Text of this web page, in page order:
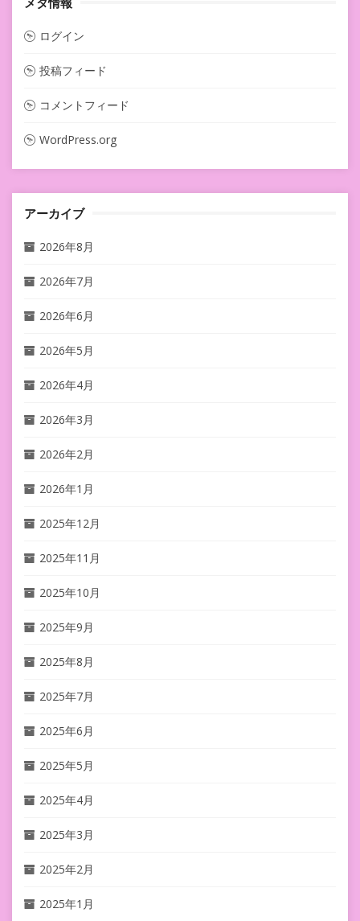
ログイン
投稿フィード
コメントフィード
WordPress.org
アーカイブ
2026年8月
2026年7月
2026年6月
2026年5月
2026年4月
2026年3月
2026年2月
2026年1月
2025年12月
2025年11月
2025年10月
2025年9月
2025年8月
2025年7月
2025年6月
2025年5月
2025年4月
2025年3月
2025年2月
2025年1月